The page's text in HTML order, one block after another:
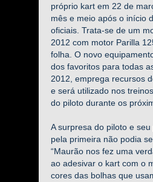
próprio kart em 22 de
mês e meio após o início
oficiais. Trata-se de um
2012 com motor Parilla
folha. O novo
dos favoritos para todas
2012, emprega recursos
e será utilizado nos
do piloto durante os
A surpresa do piloto e
pela primeira não podia
“Maurão nos fez uma
ao adesivar o kart com o
cores das bolhas que